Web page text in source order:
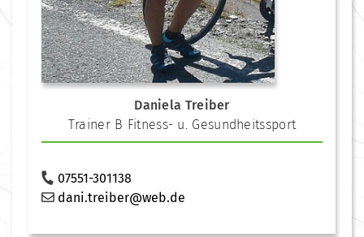
Daniela Treiber
Trainer B Fitness- u. Gesundheitssport
07551-301138
dani.treiber@web.de